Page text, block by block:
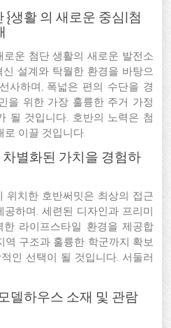
{생활 의 새로운 중심|첨
운 첨단 생활의 새로운 발전소
설계와 탁월한 환경을 바탕으
사하며, 폭넓은 편의 수단을 경
을 위한 가장 훌륭한 주거 가정
될 것입니다. 호반의 노력은 첨
로 이끌 것입니다.
별화된 가치을 경험하
위치한 호반써밋은 최상의 접근
하며. 세련된 디자인과 프리미
라이프스타일 환경을 제공합
역 구조과 훌륭한 학군까지 확보
인 선택이 될 것입니다. 서둘러
델하우스 소재 및 관람